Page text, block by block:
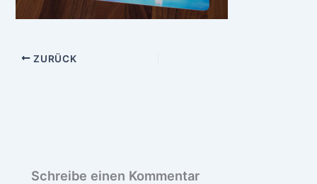
ZURÜCK
Schreibe einen Kommentar